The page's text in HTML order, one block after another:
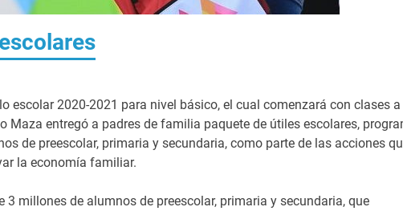
escolar 2020-2021 para nivel básico, el cual comenzará con clases a
Maza entregó a padres de familia paquete de útiles escolares,
de preescolar, primaria y secundaria, como parte de las acciones
la economía familiar.
3 millones de alumnos de preescolar, primaria y secundaria, que